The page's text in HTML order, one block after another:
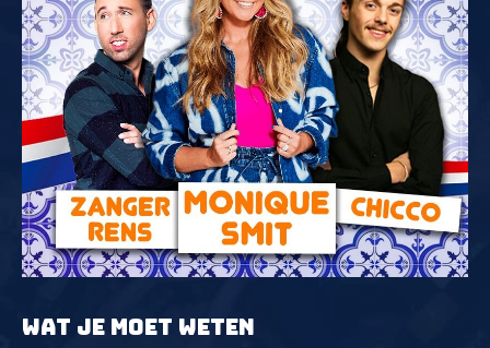
WAT JE MOET WETEN